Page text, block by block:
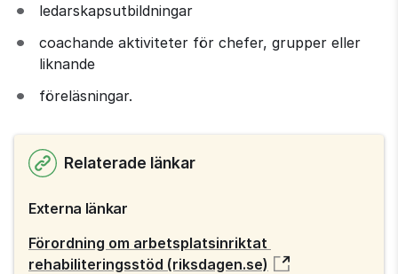
ledarskapsutbildningar
coachande aktiviteter för chefer, grupper eller
liknande
föreläsningar.
Relaterade länkar
Externa länkar
Förordning om arbetsplatsinriktat
rehabiliteringsstöd (riksdagen.se)